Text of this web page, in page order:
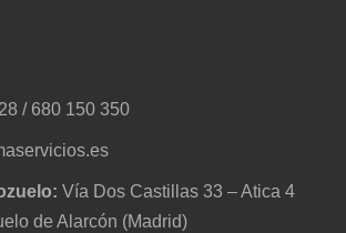
/ 680 150 350
Vía Dos Castillas 33 – Atica 4
de Alarcón (Madrid)